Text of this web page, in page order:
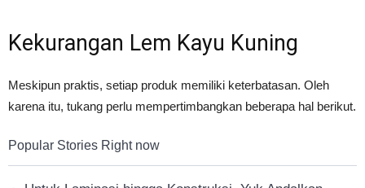
Kekurangan Lem Kayu Kuning
Meskipun praktis, setiap produk memiliki keterbatasan. Oleh
karena itu, tukang perlu mempertimbangkan beberapa hal berikut.
Popular Stories Right now